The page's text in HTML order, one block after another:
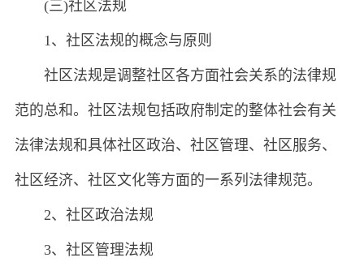
(三)社区法规
1、社区法规的概念与原则
社区法规是调整社区各方面社会关系的法律规
范的总和。社区法规包括政府制定的整体社会有关
法律法规和具体社区政治、社区管理、社区服务、
社区经济、社区文化等方面的一系列法律规范。
2、社区政治法规
3、社区管理法规